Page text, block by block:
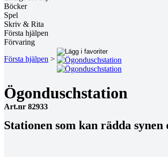
Böcker
Spel
Skriv & Rita
Första hjälpen
Förvaring
Första hjälpen >
Ögonduschstation
Art.nr 82933
Stationen som kan rädda